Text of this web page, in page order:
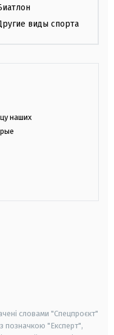
виды спорта
наших
словами "Спецпроєкт"
позначкою "Експерт",